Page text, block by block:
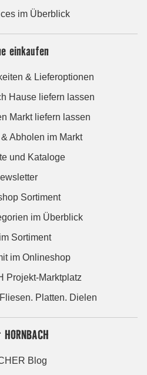
im Überblick
einkaufen
& Lieferoptionen
Hause liefern lassen
Markt liefern lassen
Abholen im Markt
und Kataloge
Sortiment
im Überblick
Sortiment
im Onlineshop
Projekt-Marktplatz
Platten. Dielen
Blog